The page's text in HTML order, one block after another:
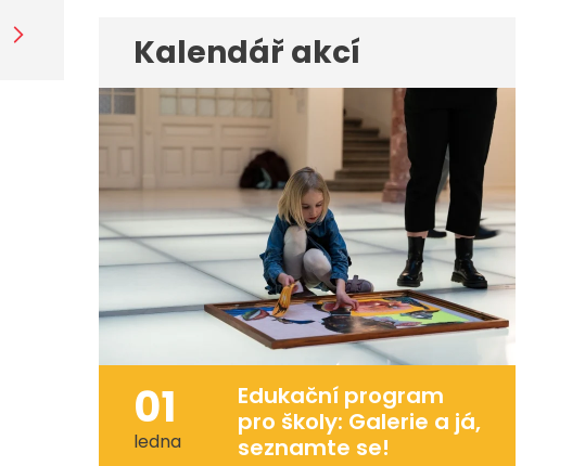
Kalendář akcí
01
ledna
Edukační program
pro školy: Galerie a já,
seznamte se!